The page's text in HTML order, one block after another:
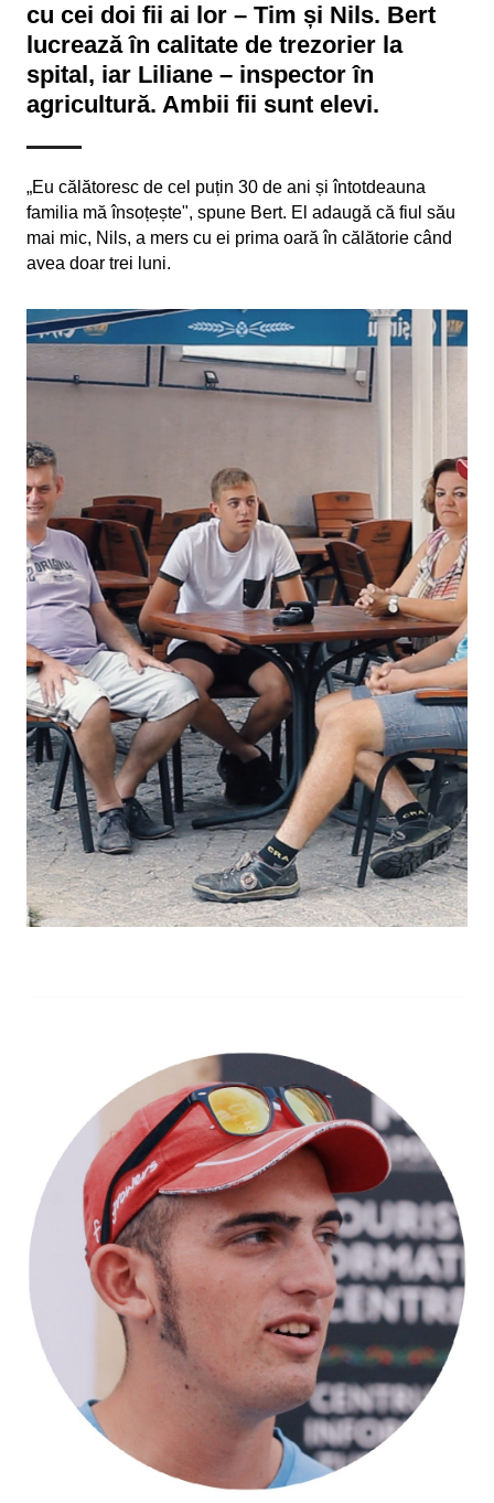
cu cei doi fii ai lor – Tim și Nils. Bert
lucrează în calitate de trezorier la
spital, iar Liliane – inspector în
agricultură. Ambii fii sunt elevi.
„Eu călătoresc de cel puțin 30 de ani și întotdeauna
familia mă însoțește", spune Bert. El adaugă că fiul său
mai mic, Nils, a mers cu ei prima oară în călătorie când
avea doar trei luni.